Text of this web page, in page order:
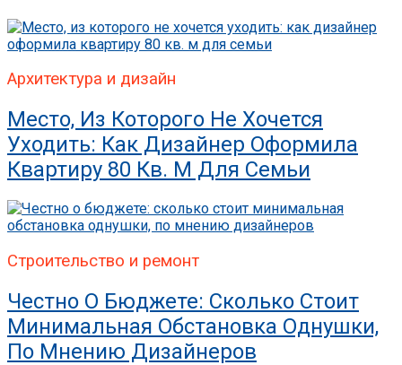
Архитектура и дизайн
Место, Из Которого Не Хочется
Уходить: Как Дизайнер Оформила
Квартиру 80 Кв. М Для Семьи
Строительство и ремонт
Честно О Бюджете: Сколько Стоит
Минимальная Обстановка Однушки,
По Мнению Дизайнеров